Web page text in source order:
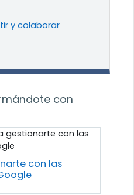
y colaborarLibro
con
con las